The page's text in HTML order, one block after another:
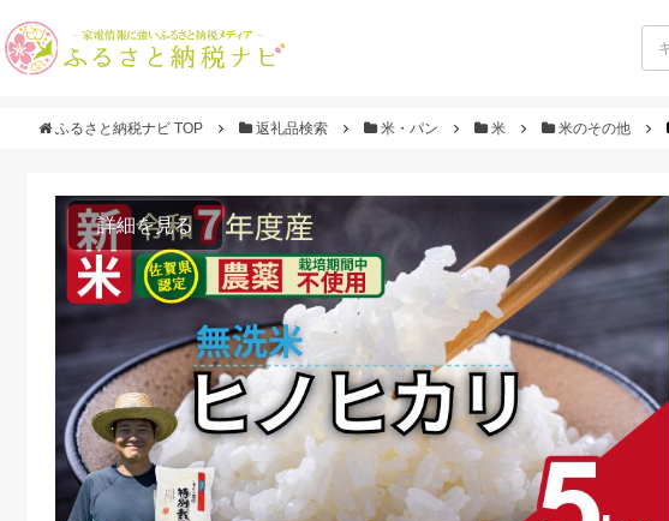
ふるさと納税ナビ TOP 返礼品検索 米・パン 米 米のその他
詳細を見る